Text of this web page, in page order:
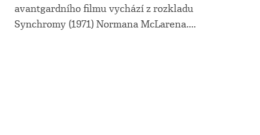
avantgardního filmu vychází z rozkladu
Synchromy (1971) Normana McLarena....